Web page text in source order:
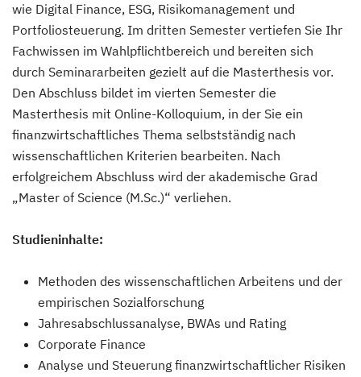
wie Digital Finance, ESG, Risikomanagement und
Portfoliosteuerung. Im dritten Semester vertiefen Sie Ihr
Fachwissen im Wahlpflichtbereich und bereiten sich
durch Seminararbeiten gezielt auf die Masterthesis vor.
Den Abschluss bildet im vierten Semester die
Masterthesis mit Online-Kolloquium, in der Sie ein
finanzwirtschaftliches Thema selbstständig nach
wissenschaftlichen Kriterien bearbeiten. Nach
erfolgreichem Abschluss wird der akademische Grad
„Master of Science (M.Sc.)“ verliehen.
Studieninhalte:
Methoden des wissenschaftlichen Arbeitens und der
empirischen Sozialforschung
Jahresabschlussanalyse, BWAs und Rating
Corporate Finance
Analyse und Steuerung finanzwirtschaftlicher Risiken